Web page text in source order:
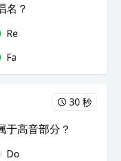
名？
Re
Fa
30 秒
于高音部分？
Do